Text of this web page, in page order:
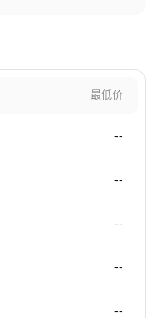
最低价
--
--
--
--
--